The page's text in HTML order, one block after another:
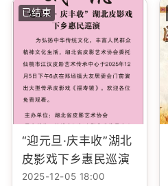
已结束
“迎元旦·庆丰收”湖北
皮影戏下乡惠民巡演
2025-12-05 18:00